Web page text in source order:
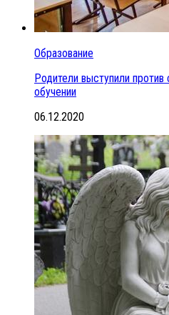
Образование
Родители выступили
обучении
06.12.2020